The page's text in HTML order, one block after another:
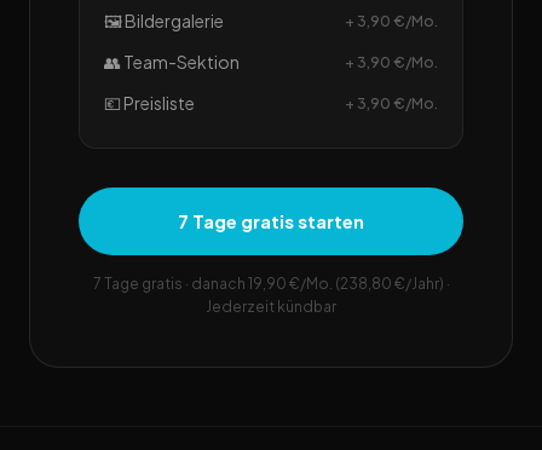
🖼️ Bildergalerie + 3,90 €/Mo.
👥 Team-Sektion + 3,90 €/Mo.
💶 Preisliste + 3,90 €/Mo.
7 Tage gratis starten
7 Tage gratis · danach 19,90 €/Mo. (238,80 €/Jahr) ·
Jederzeit kündbar